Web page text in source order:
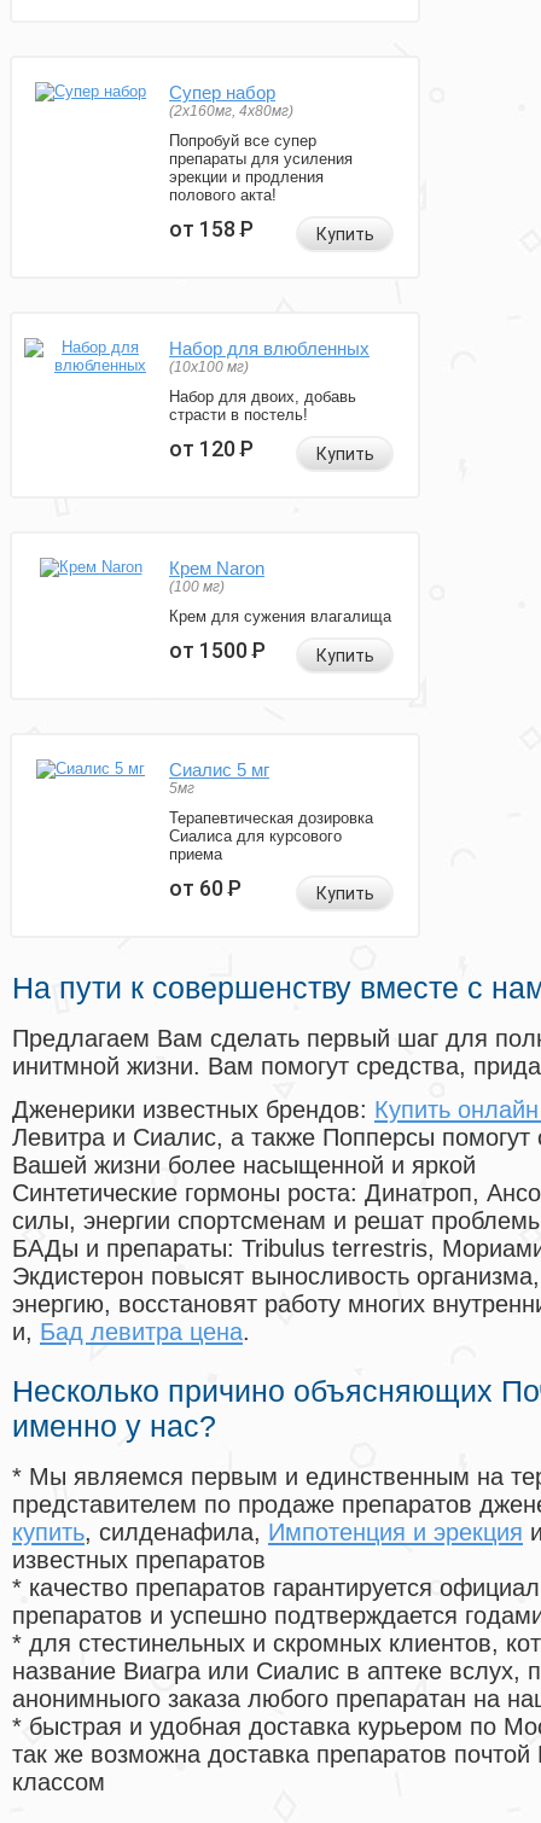
Супер набор
(2х160мг, 4х80мг)
Попробуй все супер
препараты для усиления
эрекции и продления
полового акта!
от 158Р Купить
Набор для влюбленных
(10х100 мг)
Набор для двоих, добавь
страсти в постель!
от 120Р Купить
Крем Naron
(100 мг)
Крем для сужения влагалища
от 1500Р Купить
Сиалис 5 мг
5мг
Терапевтическая дозировка
Сиалиса для курсового
приема
от 60Р Купить
На пути к совершенству вместе с
Предлагаем Вам сделать первый шаг для
инитмной жизни. Вам помогут средства,
Дженерики известных брендов: Купить
Левитра и Сиалис, а также Попперсы помогут
Вашей жизни более насыщенной и яркой
Синтетические гормоны роста: Динатроп,
силы, энергии спортсменам и решат
БАДы и препараты: Tribulus terrestris,
Экдистерон повысят выносливость
энергию, восстановят работу многих
и, Бад левитра цена.
Несколько причино объясняющих
именно у нас?
* Мы являемся первым и единственным на
представителем по продаже препаратов
купить, силденафила, Импотенция и эрекция
известных препаратов
* качество препаратов гарантируется
препаратов и успешно подтверждается
* для стестинельных и скромных клиентов,
название Виагра или Сиалис в аптеке вслух,
анонимныого заказа любого препаратан на
* быстрая и удобная доставка курьером по
так же возможна доставка препаратов
классом